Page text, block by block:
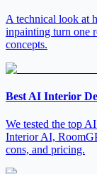
A technical look at
inpainting turn one
concepts.
Best AI Interior
We tested the top
Interior AI,
cons, and pricing.